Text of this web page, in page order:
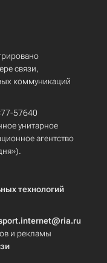
связи,
коммуникаций
57640
унитарное
агентство
технологий
и рекламы